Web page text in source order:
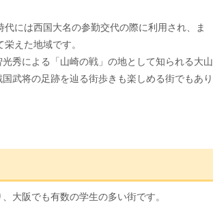
には西国大名の参勤交代の際に利用され、ま
えた地域です。
秀による「山崎の戦」の地として知られる大山
武将の足跡を辿る街歩きも楽しめる街でもあり
大阪でも有数の学生の多い街です。